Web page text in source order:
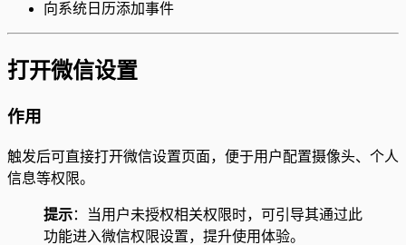
向系统日历添加事件
打开微信设置
作用
触发后可直接打开微信设置页面，便于用户配置摄像头、个人
信息等权限。
提示：当用户未授权相关权限时，可引导其通过此
功能进入微信权限设置，提升使用体验。